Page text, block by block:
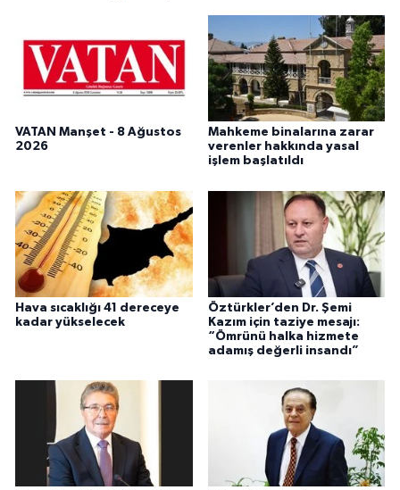
VATAN Manşet - 8 Ağustos
2026
Mahkeme binalarına zarar
verenler hakkında yasal
işlem başlatıldı
Hava sıcaklığı 41 dereceye
kadar yükselecek
Öztürkler’den Dr. Şemi
Kazım için taziye mesajı:
“Ömrünü halka hizmete
adamış değerli insandı”